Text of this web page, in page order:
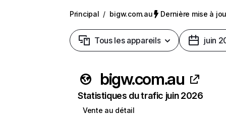
Principal / bigw.com.au Dernière mise à
Tous les appareils juin
bigw.com.au
Statistiques du trafic juin 2026
Vente au détail